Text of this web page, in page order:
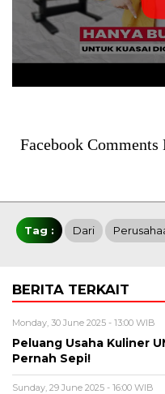
Facebook Comments
Tag : Dari
BERITA TERKAIT
Monday, 30 June 2025 - 13:00 WIB
Peluang Usaha Kuliner
Pernah Sepi!
Sunday, 29 June 2025 - 16:00 WIB